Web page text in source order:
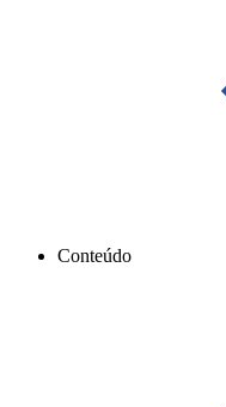
Conteúdo